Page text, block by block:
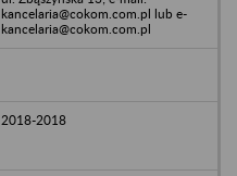
kancelaria@cokom.com.pl lub e-
kancelaria@cokom.com.pl
2018-2018